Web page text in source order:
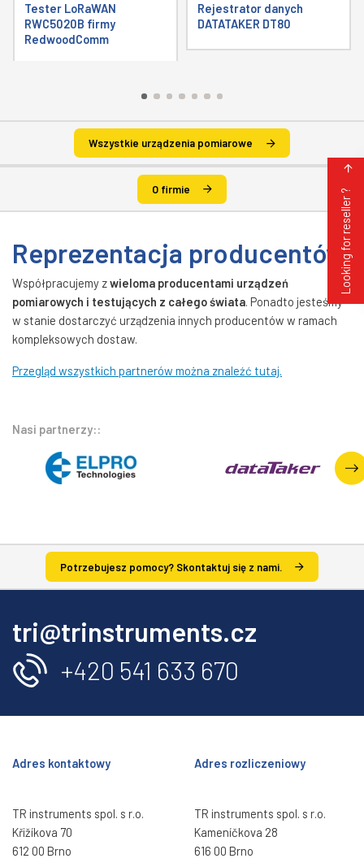
Tester LoRaWAN
RWC5020B firmy
RedwoodComm
Rejestrator danych
DATATAKER DT80
Wszystkie urządzenia pomiarowe
O firmie
Reprezentacja producentów
Współpracujemy zwieloma producentami urządzeń
pomiarowych i testujących z całego świata. Ponadto jesteśmy
w stanie dostarczyć urządzenia innych producentów w ramach
kompleksowych dostaw.
Przegląd wszystkich partnerów można znaleźć tutaj.
Nasi partnerzy::
Potrzebujesz pomocy? Skontaktuj się z nami.
tri@trinstruments.cz
+420 541 633 670
Adres kontaktowy
TR instruments spol. s r.o.
Křižíkova 70
612 00 Brno
Adres rozliczeniowy
TR instruments spol. s r.o.
Kameníčkova 28
616 00 Brno
Looking for reseller ?